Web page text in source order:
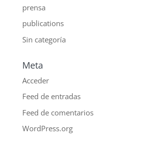
prensa
publications
Sin categoría
Meta
Acceder
Feed de entradas
Feed de comentarios
WordPress.org